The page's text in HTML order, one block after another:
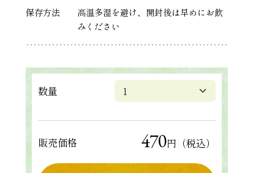
保存方法
高温多湿を避け、開封後は早めにお飲
みください
数量
販売価格 470円（税込）